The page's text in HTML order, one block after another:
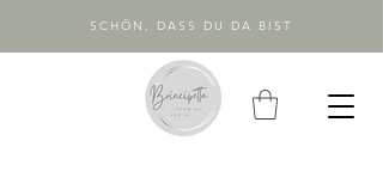
SCHÖN, DASS DU DA BIST